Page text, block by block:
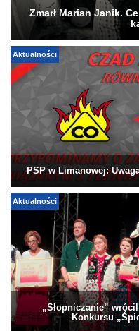
Zmarł Marian Janik.
Aktualności
PSP w Limanowej:
Aktualności
„Słopniczanie”
Konkursu